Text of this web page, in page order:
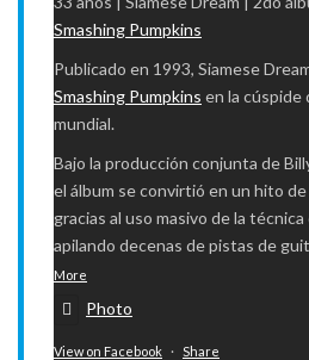
Smashing Pumpkins
Publicado en 1993, Siamese
Smashing Pumpkins en la cúspide
mundial.
Bajo la producción conjunta de
el álbum se convirtió en un hito
gracias al uso masivo de la
apilando decenas de pistas de
More
Photo
View on Facebook · Share